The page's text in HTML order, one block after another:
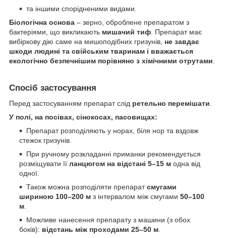
та іншими спорідненими видами.
Біологічна основа – зерно, оброблене препаратом з
бактеріями, що викликають мишачий тиф. Препарат має
вибіркову дію саме на мишоподібних гризунів, не завдає
шкоди людині та свійським тваринам і вважається
екологічно безпечнішим порівняно з хімічними отрутами.
Спосіб застосування
Перед застосуванням препарат слід ретельно перемішати
У полі, на посівах, сінокосах, пасовищах:
Препарат розподіляють у норах, біля нор та вздовж
стежок гризунів.
При ручному розкладанні приманки рекомендується
розміщувати її ланцюгом на відстані 5–15 м одна від
одної.
Також можна розподіляти препаратсмугами
шириною 100–200 м з інтервалом між смугами 50–100
м
Можливе нанесення препарату з машини (з обох
боків): відстань між проходами 25–50 м